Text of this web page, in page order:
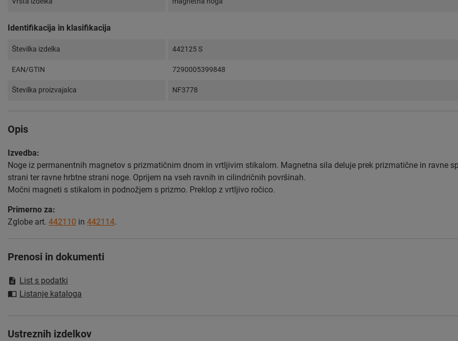
Identifikacija in klasifikacija
Številka izdelka 442125 S
EAN/GTIN 7290005399848
Številka proizvajalca NF3778
Opis
Izvedba:
Noge iz permanentnih magnetov s prizmatičnim dnom in vrtljivim stikalom. Magnetna sila deluje prek prizmatične in ravne
strani ter ravne hrbtne strani noge. Oprijem na vseh ravnih in cilindričnih površinah.
Močni magneti s stikalom in podnožjem s prizmo. Preklop z vrtljivo ročico.
Primerno za:
Zglobe art. 442110 in 442114.
Prenosi in dokumenti
List s podatki
Listanje kataloga
Ustreznih izdelkov